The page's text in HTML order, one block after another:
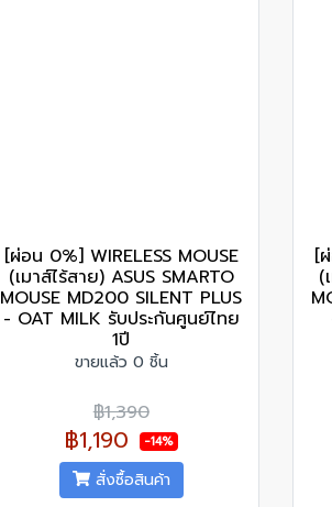
[ผ่อน 0%] WIRELESS MOUSE
(เมาส์ไร้สาย) ASUS SMARTO
MOUSE MD200 SILENT PLUS
- OAT MILK รับประกันศูนย์ไทย
1ปี
ขายแล้ว 0 ชิ้น
฿1,390
฿1,190 -14%
สั่งซื้อสินค้า
[
(